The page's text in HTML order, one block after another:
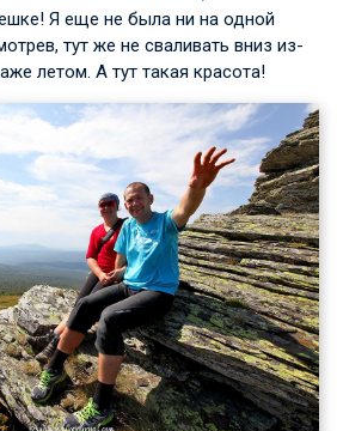
Я еще не была ни на одной
тут же не сваливать вниз из-
летом. А тут такая красота!